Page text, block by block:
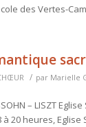
des Vertes-
/ par Marielle
– LISZT
à 20 heures,